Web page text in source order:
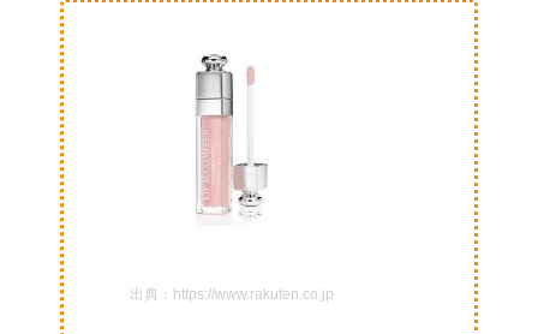
出典：https://www.rakuten.co.jp